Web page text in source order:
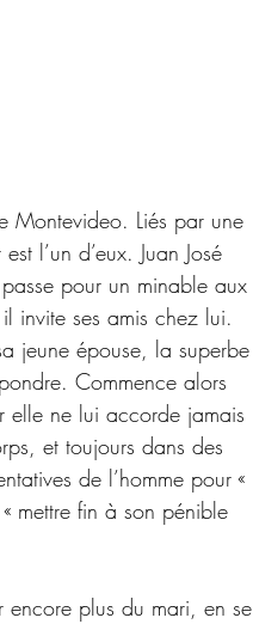
Montevideo. Liés par une
l’un d’eux. Juan José
pour un minable aux
invite ses amis chez lui.
jeune épouse, la superbe
Commence alors
elle ne lui accorde jamais
et toujours dans des
de l’homme pour «
mettre fin à son pénible
encore plus du mari, en se